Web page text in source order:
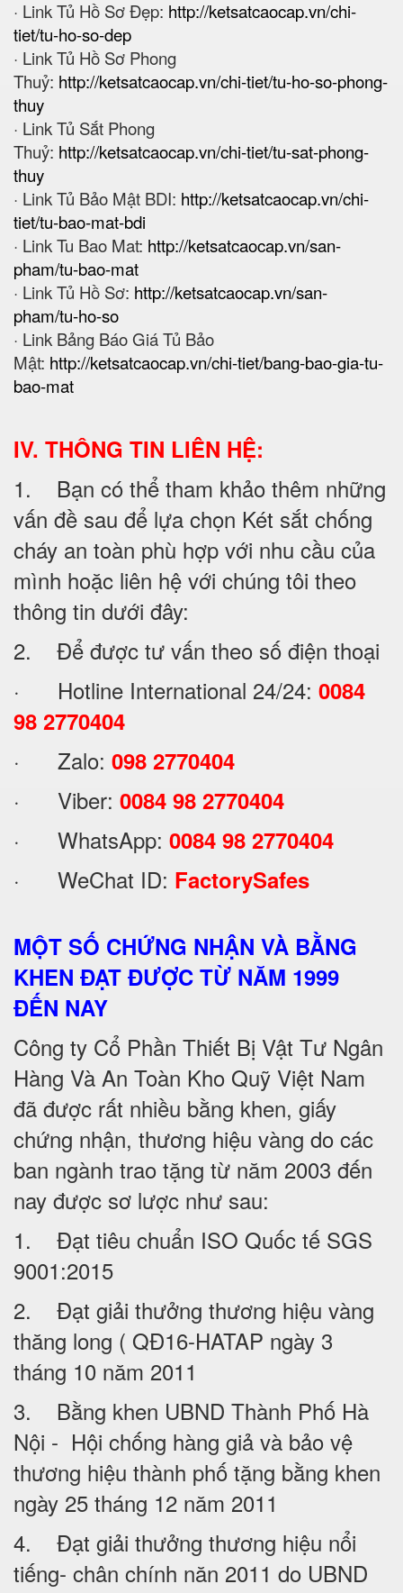
· Link Tủ Hồ Sơ Đẹp: http://ketsatcaocap.vn/chi-
tiet/tu-ho-so-dep
· Link Tủ Hồ Sơ Phong
Thuỷ: http://ketsatcaocap.vn/chi-tiet/tu-ho-so-phong-
thuy
· Link Tủ Sắt Phong
Thuỷ: http://ketsatcaocap.vn/chi-tiet/tu-sat-phong-
thuy
· Link Tủ Bảo Mật BDI: http://ketsatcaocap.vn/chi-
tiet/tu-bao-mat-bdi
· Link Tu Bao Mat: http://ketsatcaocap.vn/san-
pham/tu-bao-mat
· Link Tủ Hồ Sơ: http://ketsatcaocap.vn/san-
pham/tu-ho-so
· Link Bảng Báo Giá Tủ Bảo
Mật: http://ketsatcaocap.vn/chi-tiet/bang-bao-gia-tu-
bao-mat
IV. THÔNG TIN LIÊN HỆ:
1. Bạn có thể tham khảo thêm những
vấn đề sau để lựa chọn Két sắt chống
cháy an toàn phù hợp với nhu cầu của
mình hoặc liên hệ với chúng tôi theo
thông tin dưới đây:
2. Để được tư vấn theo số điện thoại
· Hotline International 24/24: 0084
98 2770404
· Zalo: 098 2770404
· Viber: 0084 98 2770404
· WhatsApp: 0084 98 2770404
· WeChat ID: FactorySafes
MỘT SỐ CHỨNG NHẬN VÀ BẰNG
KHEN ĐẠT ĐƯỢC TỪ NĂM 1999
ĐẾN NAY
Công ty Cổ Phần Thiết Bị Vật Tư Ngân
Hàng Và An Toàn Kho Quỹ Việt Nam
đã được rất nhiều bằng khen, giấy
chứng nhận, thương hiệu vàng do các
ban ngành trao tặng từ năm 2003 đến
nay được sơ lược như sau:
1. Đạt tiêu chuẩn ISO Quốc tế SGS
9001:2015
2. Đạt giải thưởng thương hiệu vàng
thăng long ( QĐ16-HATAP ngày 3
tháng 10 năm 2011
3. Bằng khen UBND Thành Phố Hà
Nội - Hội chống hàng giả và bảo vệ
thương hiệu thành phố tặng bằng khen
ngày 25 tháng 12 năm 2011
4. Đạt giải thưởng thương hiệu nổi
tiếng- chân chính năn 2011 do UBND